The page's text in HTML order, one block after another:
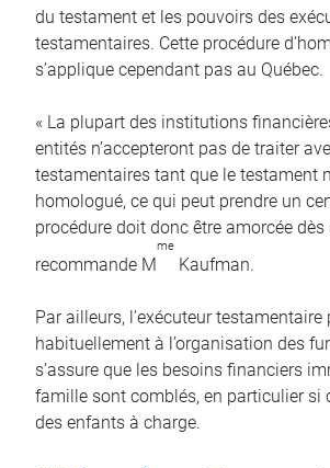
du testament et les pouvoirs des
testamentaires. Cette procédure
s’applique cependant pas au Québec.
« La plupart des institutions
entités n’accepteront pas de traiter
testamentaires tant que le testament
homologué, ce qui peut prendre un
procédure doit donc être amorcée dès
recommande M
me
Kaufman.
Par ailleurs, l’exécuteur testamentaire
habituellement à l’organisation des
s’assure que les besoins financiers
famille sont comblés, en particulier si
des enfants à charge.